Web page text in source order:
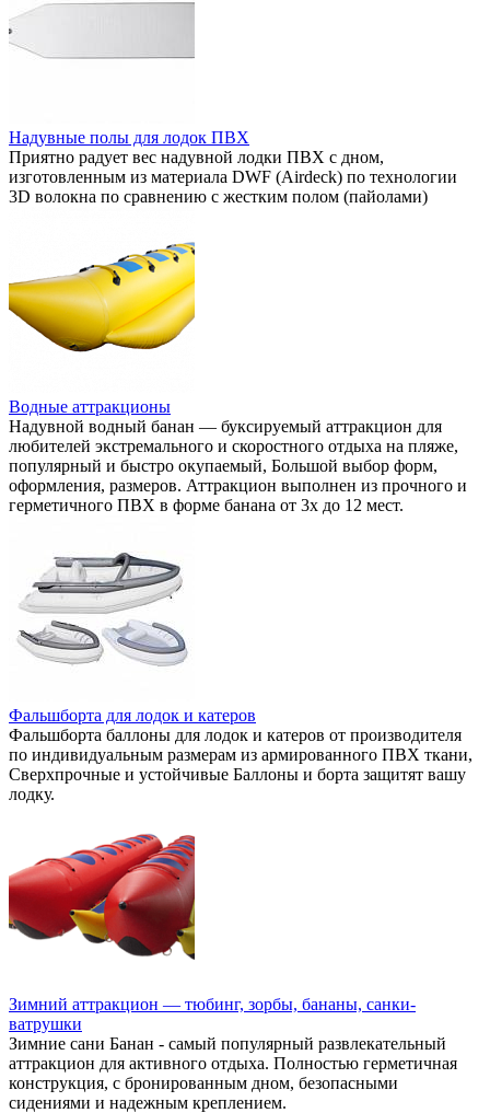
Надувные полы для лодок ПВХ
Приятно радует вес надувной лодки ПВХ с дном,
изготовленным из материала DWF (Airdeck) по технологии
3D волокна по сравнению с жестким полом (пайолами)
Водные аттракционы
Надувной водный банан — буксируемый аттракцион для
любителей экстремального и скоростного отдыха на пляже,
популярный и быстро окупаемый, Большой выбор форм,
оформления, размеров. Аттракцион выполнен из прочного и
герметичного ПВХ в форме банана от 3х до 12 мест.
Фальшборта для лодок и катеров
Фальшборта баллоны для лодок и катеров от производителя
по индивидуальным размерам из армированного ПВХ ткани,
Сверхпрочные и устойчивые Баллоны и борта защитят вашу
лодку.
Зимний аттракцион — тюбинг, зорбы, бананы, санки-
ватрушки
Зимние сани Банан - самый популярный развлекательный
аттракцион для активного отдыха. Полностью герметичная
конструкция, с бронированным дном, безопасными
сидениями и надежным креплением.